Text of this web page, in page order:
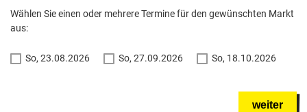
Wählen Sie einen oder mehrere Termine für den gewünschten Markt
aus:
So, 23.08.2026 So, 27.09.2026 So, 18.10.2026
weiter